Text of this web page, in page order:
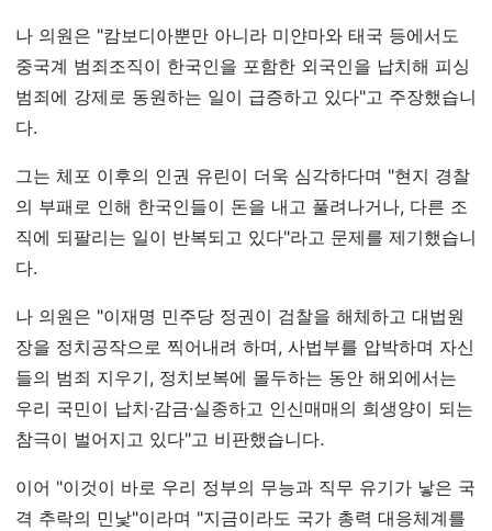
나 의원은 "캄보디아뿐만 아니라 미얀마와 태국 등에서도
중국계 범죄조직이 한국인을 포함한 외국인을 납치해 피싱
범죄에 강제로 동원하는 일이 급증하고 있다"고 주장했습니
다.
그는 체포 이후의 인권 유린이 더욱 심각하다며 "현지 경찰
의 부패로 인해 한국인들이 돈을 내고 풀려나거나, 다른 조
직에 되팔리는 일이 반복되고 있다"라고 문제를 제기했습니
다.
나 의원은 "이재명 민주당 정권이 검찰을 해체하고 대법원
장을 정치공작으로 찍어내려 하며, 사법부를 압박하며 자신
들의 범죄 지우기, 정치보복에 몰두하는 동안 해외에서는
우리 국민이 납치·감금·실종하고 인신매매의 희생양이 되는
참극이 벌어지고 있다"고 비판했습니다.
이어 "이것이 바로 우리 정부의 무능과 직무 유기가 낳은 국
격 추락의 민낯"이라며 "지금이라도 국가 총력 대응체계를